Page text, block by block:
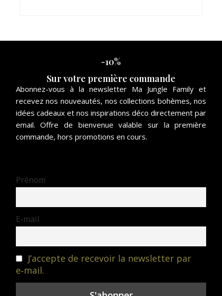
-10%
Sur votre première commande
Abonnez-vous à la newsletter Ma Jungle Family et
recevez nos nouveautés, nos collections bohèmes, nos
idées cadeaux et nos inspirations déco directement par
email. Offre de bienvenue valable sur la première
commande, hors promotions en cours.
Prénom
E-mail
J’accepte de recevoir la newsletter par
e‑mail.